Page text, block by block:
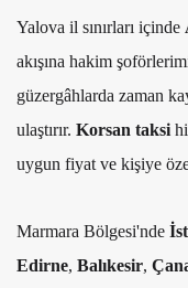
Yalova il sınırları içinde
akışına hakim
güzergâhlarda zaman
ulaştırır. Korsan taksi
uygun fiyat ve kişiye
Marmara Bölgesi'nde
Edirne, Balıkesir,